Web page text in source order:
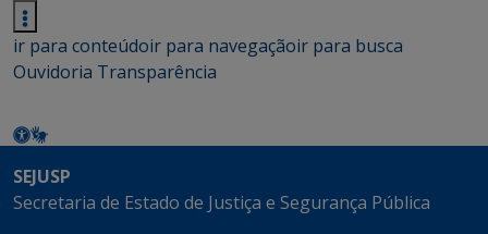
ir para conteúdoir para navegaçãoir para busca
Ouvidoria Transparência
SEJUSP
Secretaria de Estado de Justiça e Segurança Pública